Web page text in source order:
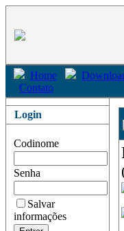
Home
Contato
Login
Codinome
Senha
Salvar
informações